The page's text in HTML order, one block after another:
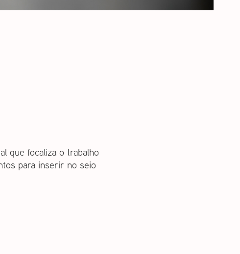
que focaliza o trabalho
para inserir no seio